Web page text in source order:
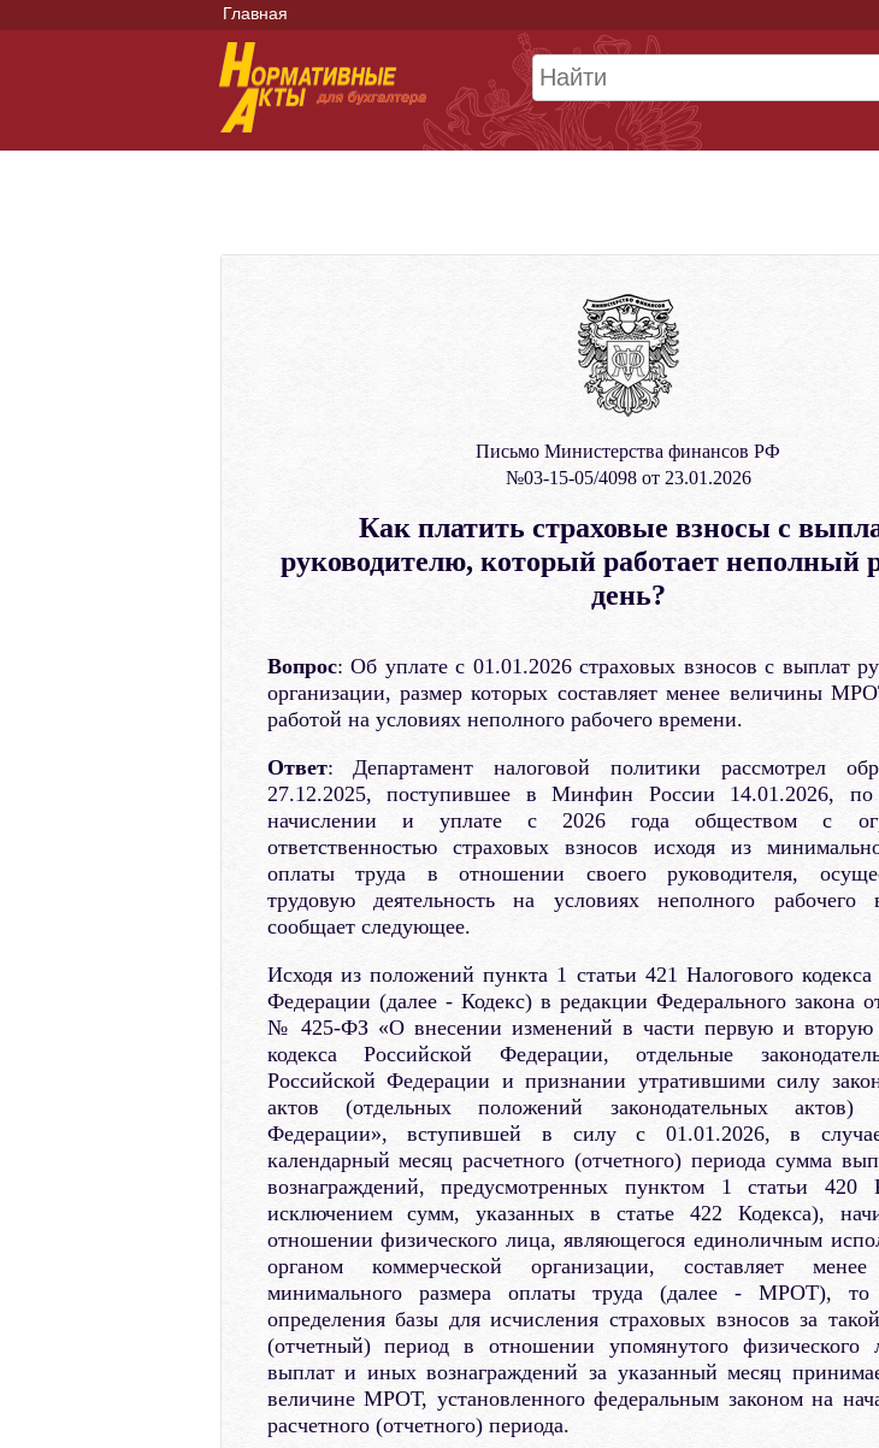
Главная
Письмо Министерства финансов РФ
№03-15-05/4098 от 23.01.2026
Как платить страховые взносы с
руководителю, который работает неполный
день?
Вопрос: Об уплате с 01.01.2026 страховых взносов с выплат
организации, размер которых составляет менее величины
работой на условиях неполного рабочего времени.
Ответ: Департамент налоговой политики рассмотрел
27.12.2025, поступившее в Минфин России 14.01.2026,
начислении и уплате с 2026 года обществом с
ответственностью страховых взносов исходя из
оплаты труда в отношении своего руководителя,
трудовую деятельность на условиях неполного
сообщает следующее.
Исходя из положений пункта 1 статьи 421 Налогового кодекса
Федерации (далее - Кодекс) в редакции Федерального закона
№ 425-ФЗ «О внесении изменений в части первую и вторую
кодекса Российской Федерации, отдельные
Российской Федерации и признании утратившими силу
актов (отдельных положений законодательных актов)
Федерации», вступившей в силу с 01.01.2026, в
календарный месяц расчетного (отчетного) периода сумма
вознаграждений, предусмотренных пунктом 1 статьи 420
исключением сумм, указанных в статье 422 Кодекса),
отношении физического лица, являющегося единоличным
органом коммерческой организации, составляет
минимального размера оплаты труда (далее - МРОТ), то
определения базы для исчисления страховых взносов за
(отчетный) период в отношении упомянутого физического
выплат и иных вознаграждений за указанный месяц
величине МРОТ, установленного федеральным законом на
расчетного (отчетного) периода.